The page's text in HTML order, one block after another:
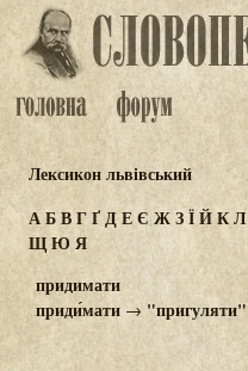
Лексикон львівський
АБВГҐДЕЄ ЖЗЇЙКЛ
ЩЮ Я
придимати
приди́мати→ "пригуляти"